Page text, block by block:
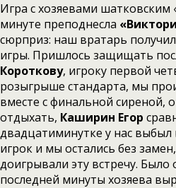
Игра с хозяевами шатковским
минуте преподнесла
сюрприз: наш вратарь
игры. Пришлось защищать
Короткову, игроку первой
розыгрыше стандарта, мы
вместе с финальной сиреной,
отдыхать, Каширин Егор
двадцатиминутке у нас
игрок и мы остались без
доигрывали эту встречу. Было
последней минуты хозяева